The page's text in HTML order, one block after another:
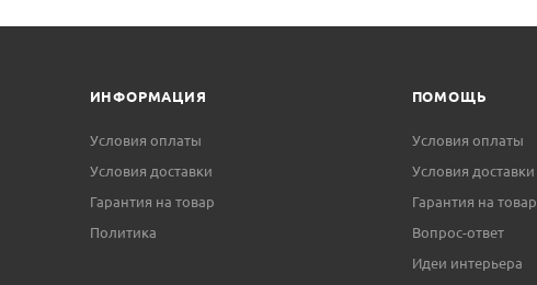
ИНФОРМАЦИЯ
Условия оплаты
Условия доставки
Гарантия на товар
Политика
ПОМОЩЬ
Условия оплаты
Условия доставки
Гарантия на товар
Вопрос-ответ
Идеи интерьера